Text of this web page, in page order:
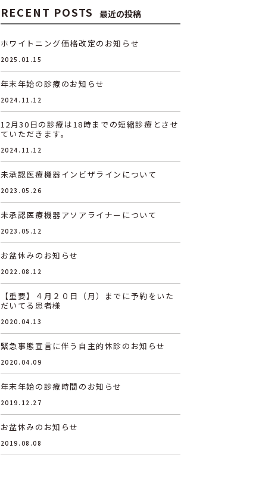
RECENT POSTS 最近の投稿
ホワイトニング価格改定のお知らせ
2025.01.15
年末年始の診療のお知らせ
2024.11.12
12月30日の診療は18時までの短縮診療とさせ
ていただきます。
2024.11.12
未承認医療機器インビザラインについて
2023.05.26
未承認医療機器アソアライナーについて
2023.05.12
お盆休みのお知らせ
2022.08.12
【重要】４月２０日（月）までに予約をいた
だいてる患者様
2020.04.13
緊急事態宣言に伴う自主的休診のお知らせ
2020.04.09
年末年始の診療時間のお知らせ
2019.12.27
お盆休みのお知らせ
2019.08.08